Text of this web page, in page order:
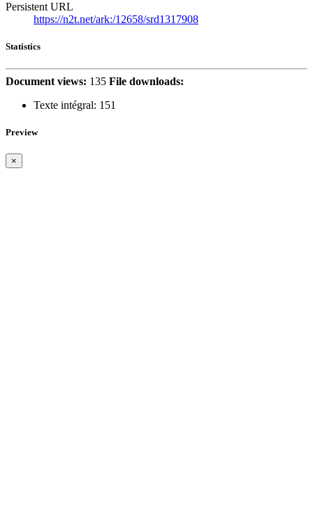
Persistent URL
https://n2t.net/ark:/12658/srd1317908
Statistics
Document views: 135 File downloads:
Texte intégral: 151
Preview
×